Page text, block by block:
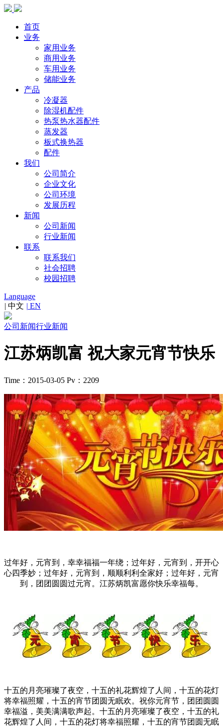
首页
业务
家用业务
商用业务
车用业务
储能业务
产品
冷凝器
除湿机配件
热泵热水器配件
蒸发器
板式换热器
配件
我们
公司简介
企业文化
公司环境
发展历程
新闻
公司新闻
行业新闻
联系
联系我们
社会招聘
校园招聘
Language
| 中文 | EN
公司新闻行业新闻
江苏炳凯富 祝大家元宵节快乐
Time：2015-03-05 Pv：2209
过年好，元宵到，幸幸福福一年绕；过年好，元宵到，开开心
心四季妙；过年好，元宵到，顺顺利利全家好；过年好，元宵
到，团团圆圆过元宵。江苏炳凯富愿你快乐幸福每。
十五的月亮璀璨了夜空，十五的礼花辉煌了人间，十五的花灯
将幸福照耀，十五的宵节团圆无眠欢。祝你元宵节，团团圆圆
幸福溢，美美满满歌声起。十五的月亮璀璨了夜空，十五的礼
花辉煌了人间，十五的花灯将幸福照耀，十五的宵节团圆无眠